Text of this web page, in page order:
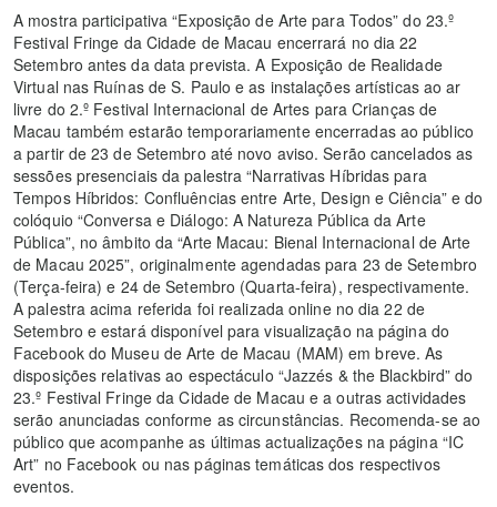
A mostra participativa “Exposição de Arte para Todos” do 23.º
Festival Fringe da Cidade de Macau encerrará no dia 22
Setembro antes da data prevista. A Exposição de Realidade
Virtual nas Ruínas de S. Paulo e as instalações artísticas ao ar
livre do 2.º Festival Internacional de Artes para Crianças de
Macau também estarão temporariamente encerradas ao público
a partir de 23 de Setembro até novo aviso. Serão cancelados as
sessões presenciais da palestra “Narrativas Híbridas para
Tempos Híbridos: Confluências entre Arte, Design e Ciência” e do
colóquio “Conversa e Diálogo: A Natureza Pública da Arte
Pública”, no âmbito da “Arte Macau: Bienal Internacional de Arte
de Macau 2025”, originalmente agendadas para 23 de Setembro
(Terça-feira) e 24 de Setembro (Quarta-feira), respectivamente.
A palestra acima referida foi realizada online no dia 22 de
Setembro e estará disponível para visualização na página do
Facebook do Museu de Arte de Macau (MAM) em breve. As
disposições relativas ao espectáculo “Jazzés & the Blackbird” do
23.º Festival Fringe da Cidade de Macau e a outras actividades
serão anunciadas conforme as circunstâncias. Recomenda-se ao
público que acompanhe as últimas actualizações na página “IC
Art” no Facebook ou nas páginas temáticas dos respectivos
eventos.